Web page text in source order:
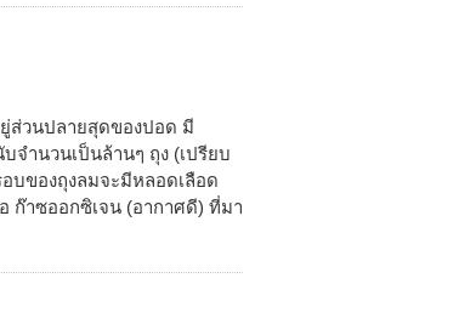
ยู่ส่วนปลายสุดของปอด มี
จำนวนเป็นล้านๆ ถุง (เปรียบ
บของถุงลมจะมีหลอดเลือด
ก๊าซออกซิเจน (อากาศดี) ที่มา